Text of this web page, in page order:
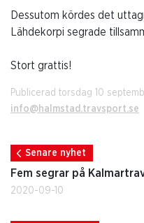
Dessutom kördes det
Lähdekorpi segrade
Stort grattis!
Publicerad torsdag 10
info@halmstad.travsport.se
Senare nyhet
Fem segrar på
2020-09-10